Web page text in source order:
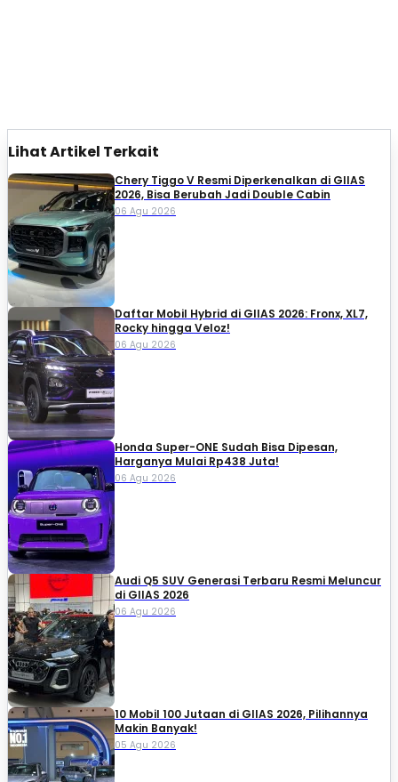
Lihat Artikel Terkait
Chery Tiggo V Resmi Diperkenalkan di GIIAS
2026, Bisa Berubah Jadi Double Cabin
06 Agu 2026
Daftar Mobil Hybrid di GIIAS 2026: Fronx, XL7,
Rocky hingga Veloz!
06 Agu 2026
Honda Super-ONE Sudah Bisa Dipesan,
Harganya Mulai Rp438 Juta!
06 Agu 2026
Audi Q5 SUV Generasi Terbaru Resmi Meluncur
di GIIAS 2026
06 Agu 2026
10 Mobil 100 Jutaan di GIIAS 2026, Pilihannya
Makin Banyak!
05 Agu 2026